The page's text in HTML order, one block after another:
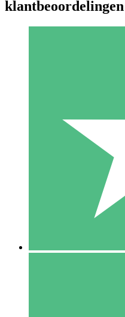
Individuele
Betaal per gebruik met
10
klantbeoordelingen